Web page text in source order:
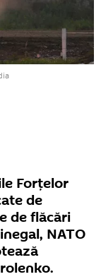
Forțelor
de
de flăcări
NATO